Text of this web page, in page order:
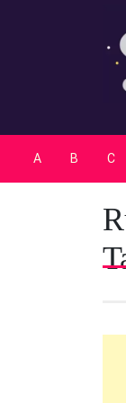
A B C